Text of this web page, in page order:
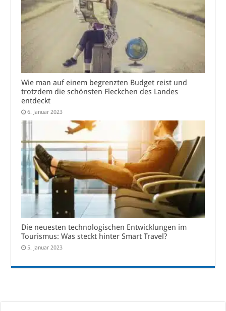
Wie man auf einem begrenzten Budget reist und
trotzdem die schönsten Fleckchen des Landes
entdeckt
6. Januar 2023
Die neuesten technologischen Entwicklungen im
Tourismus: Was steckt hinter Smart Travel?
5. Januar 2023